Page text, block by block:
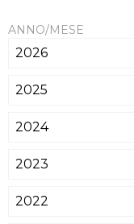
ANNO/MESE
2026
2025
2024
2023
2022